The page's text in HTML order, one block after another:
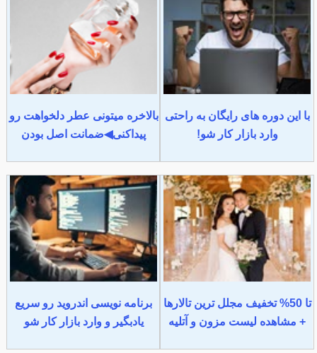
با این دوره های رایگان به راحتی
وارد بازار کار شو!
بالاخره میتونی عطر دلخواهت رو
پیداکنی◀ضمانت اصل بودن
تا 50% تخفیف مجلل ترین تالارها
+ مشاهده لیست مزون و آتلیه
برنامه نویسی اندروید رو سریع
یادبگیر و وارد بازار کار شو